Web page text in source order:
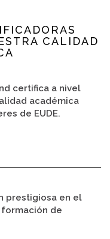
CALIDAD
certifica a nivel
académica
de EUDE.
prestigiosa en el
de